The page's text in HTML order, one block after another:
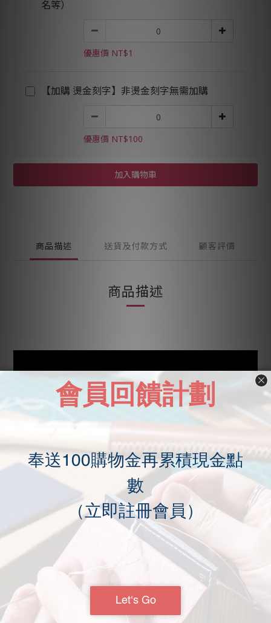
名等）
優惠價 NT$1
【加購 燙金刻字】非燙金刻字無需加購
優惠價 NT$100
加入購物車
商品描述 送貨及付款方式 顧客評價
商品描述